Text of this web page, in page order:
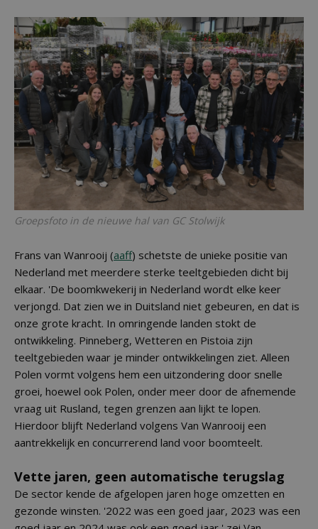
Groepsfoto in de nieuwe hal van GC Stolwijk
Frans van Wanrooij (aaff) schetste de unieke positie van
Nederland met meerdere sterke teeltgebieden dicht bij
elkaar. 'De boomkwekerij in Nederland wordt elke keer
verjongd. Dat zien we in Duitsland niet gebeuren, en dat is
onze grote kracht. In omringende landen stokt de
ontwikkeling. Pinneberg, Wetteren en Pistoia zijn
teeltgebieden waar je minder ontwikkelingen ziet. Alleen
Polen vormt volgens hem een uitzondering door snelle
groei, hoewel ook Polen, onder meer door de afnemende
vraag uit Rusland, tegen grenzen aan lijkt te lopen.
Hierdoor blijft Nederland volgens Van Wanrooij een
aantrekkelijk en concurrerend land voor boomteelt.
Vette jaren, geen automatische terugslag
De sector kende de afgelopen jaren hoge omzetten en
gezonde winsten. '2022 was een goed jaar, 2023 was een